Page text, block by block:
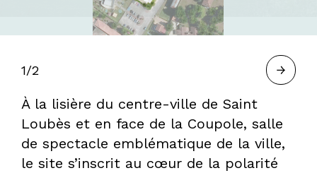
BORDEAUX
HERVÉ
1/2
À la lisière du centre-ville de Saint
Loubès et en face de la Coupole, salle
de spectacle emblématique de la ville,
le site s’inscrit au cœur de la polarité